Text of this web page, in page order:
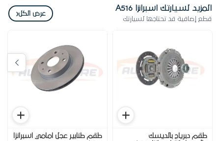
المزيد لسيارتك اسبرانزا A516
قطع إضافية قد تحتاجها لسيارتك
عرض الكل‹
طقم دبرياج بالديسك
طقم طنابير عجل امامي اسبرانزا